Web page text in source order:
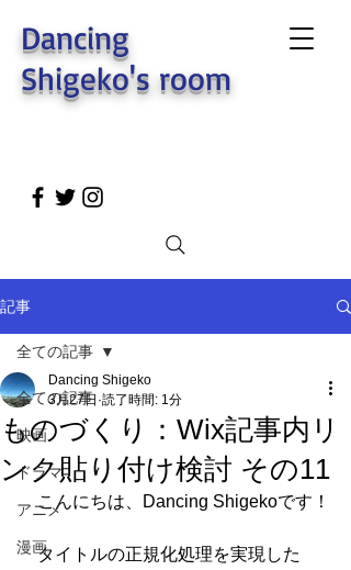
Dancing
Shigeko's room
記事
全ての記事
映画
ドラマ
アニメ
漫画
全ての記事
ものづくり：Wix記事内リ
ンク貼り付け検討 その11
Dancing Shigeko
3月27日 読了時間: 1分
こんにちは、Dancing Shigekoです！
タイトルの正規化処理を実現した